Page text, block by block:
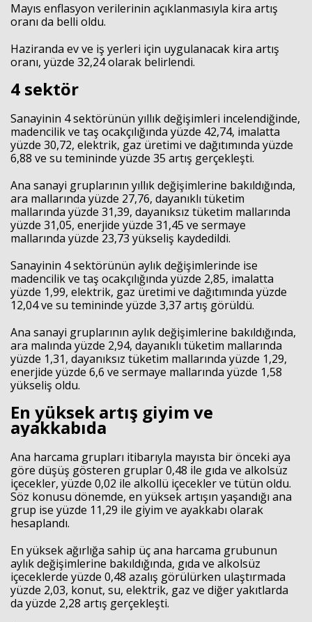
Mayıs enflasyon verilerinin açıklanmasıyla kira artış
oranı da belli oldu.
Haziranda ev ve iş yerleri için uygulanacak kira artış
oranı, yüzde 32,24 olarak belirlendi.
4 sektör
Sanayinin 4 sektörünün yıllık değişimleri incelendiğinde,
madencilik ve taş ocakçılığında yüzde 42,74, imalatta
yüzde 30,72, elektrik, gaz üretimi ve dağıtımında yüzde
6,88 ve su temininde yüzde 35 artış gerçekleşti.
Ana sanayi gruplarının yıllık değişimlerine bakıldığında,
ara mallarında yüzde 27,76, dayanıklı tüketim
mallarında yüzde 31,39, dayanıksız tüketim mallarında
yüzde 31,05, enerjide yüzde 31,45 ve sermaye
mallarında yüzde 23,73 yükseliş kaydedildi.
Sanayinin 4 sektörünün aylık değişimlerinde ise
madencilik ve taş ocakçılığında yüzde 2,85, imalatta
yüzde 1,99, elektrik, gaz üretimi ve dağıtımında yüzde
12,04 ve su temininde yüzde 3,37 artış görüldü.
Ana sanayi gruplarının aylık değişimlerine bakıldığında,
ara malında yüzde 2,94, dayanıklı tüketim mallarında
yüzde 1,31, dayanıksız tüketim mallarında yüzde 1,29,
enerjide yüzde 6,6 ve sermaye mallarında yüzde 1,58
yükseliş oldu.
En yüksek artış giyim ve
ayakkabıda
Ana harcama grupları itibarıyla mayısta bir önceki aya
göre düşüş gösteren gruplar 0,48 ile gıda ve alkolsüz
içecekler, yüzde 0,02 ile alkollü içecekler ve tütün oldu.
Söz konusu dönemde, en yüksek artışın yaşandığı ana
grup ise yüzde 11,29 ile giyim ve ayakkabı olarak
hesaplandı.
En yüksek ağırlığa sahip üç ana harcama grubunun
aylık değişimlerine bakıldığında, gıda ve alkolsüz
içeceklerde yüzde 0,48 azalış görülürken ulaştırmada
yüzde 2,03, konut, su, elektrik, gaz ve diğer yakıtlarda
da yüzde 2,28 artış gerçekleşti.